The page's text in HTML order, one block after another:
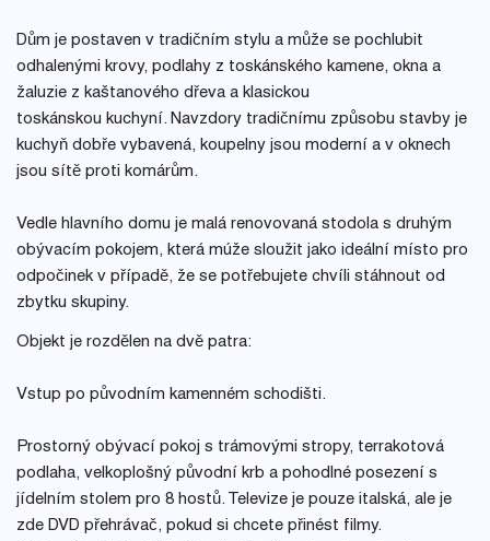
Dům je postaven v tradičním stylu a může se pochlubit
odhalenými krovy, podlahy z toskánského kamene, okna a
žaluzie z kaštanového dřeva a klasickou
toskánskou kuchyní. Navzdory tradičnímu způsobu stavby je
kuchyň dobře vybavená, koupelny jsou moderní a v oknech
jsou sítě proti komárům.
Vedle hlavního domu je malá renovovaná stodola s druhým
obývacím pokojem, která múže sloužit jako ideální místo pro
odpočinek v případě, že se potřebujete chvíli stáhnout od
zbytku skupiny.
Objekt je rozdělen na dvě patra:
Vstup po původním kamenném schodišti.
Prostorný obývací pokoj s trámovými stropy, terrakotová
podlaha, velkoplošný původní krb a pohodlné posezení s
jídelním stolem pro 8 hostů. Televize je pouze italská, ale je
zde DVD přehrávač, pokud si chcete přinést filmy.